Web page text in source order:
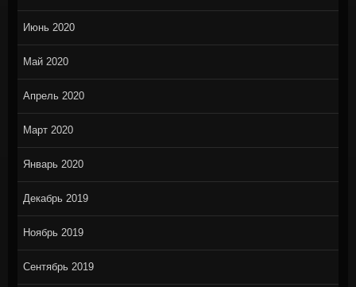
Июнь 2020
Май 2020
Апрель 2020
Март 2020
Январь 2020
Декабрь 2019
Ноябрь 2019
Сентябрь 2019